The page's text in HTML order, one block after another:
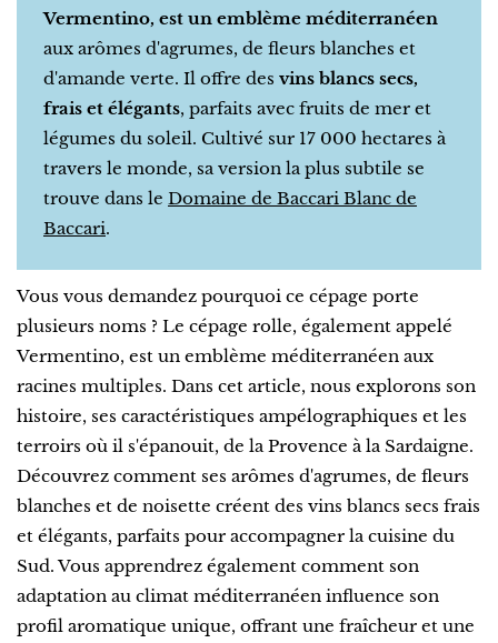
Vermentino, est un emblème méditerranéen
aux arômes d'agrumes, de fleurs blanches et
d'amande verte. Il offre des vins blancs secs,
frais et élégants, parfaits avec fruits de mer et
légumes du soleil. Cultivé sur 17 000 hectares à
travers le monde, sa version la plus subtile se
trouve dans le Domaine de Baccari Blanc de
Baccari.
Vous vous demandez pourquoi ce cépage porte
plusieurs noms ? Le cépage rolle, également appelé
Vermentino, est un emblème méditerranéen aux
racines multiples. Dans cet article, nous explorons son
histoire, ses caractéristiques ampélographiques et les
terroirs où il s'épanouit, de la Provence à la Sardaigne.
Découvrez comment ses arômes d'agrumes, de fleurs
blanches et de noisette créent des vins blancs secs frais
et élégants, parfaits pour accompagner la cuisine du
Sud. Vous apprendrez également comment son
adaptation au climat méditerranéen influence son
profil aromatique unique, offrant une fraîcheur et une